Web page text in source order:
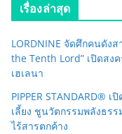
เรื่องล่าสุด
LORDNINE จัดศึกคนดัง
the Tenth Lord” เปิดสง
เฮเลนา
PIPPER STANDARD®
เลี้ยง ชูนวัตกรรมพลังธร
ไร้สารตกค้าง